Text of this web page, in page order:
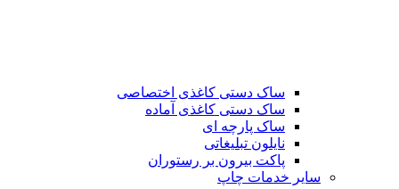
ساک دستی کاغذی اختصاصی
ساک دستی کاغذی آماده
ساک پارچه ای
نایلون تبلیغاتی
پاکت بیرون بر رستوران
سایر خدمات چاپ